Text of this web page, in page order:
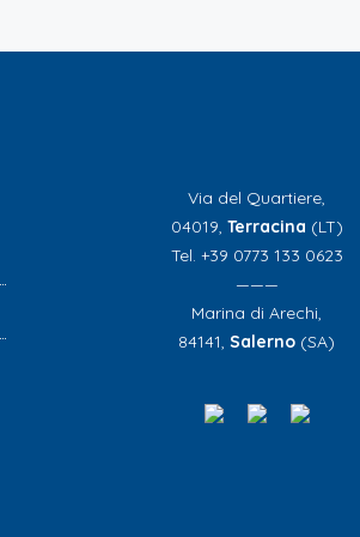
Via del Quartiere,
04019, Terracina (LT)
Tel. +39 0773 133 0623
———
Marina di Arechi,
84141,Salerno (SA)